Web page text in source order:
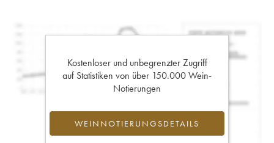
Kostenloser und unbegrenzter Zugriff
auf Statistiken von über 150.000 Wein-
Notierungen
WEINNOTIERUNGSDETAILS